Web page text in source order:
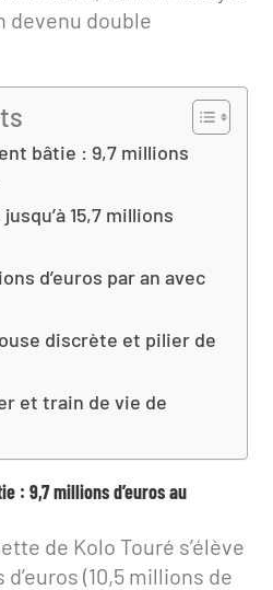
devenu double
bâtie : 9,7 millions
15,7 millions
d’euros par an avec
discrète et pilier de
et train de vie de
: 9,7 millions d’euros au
de Kolo Touré s’élève
(10,5 millions de